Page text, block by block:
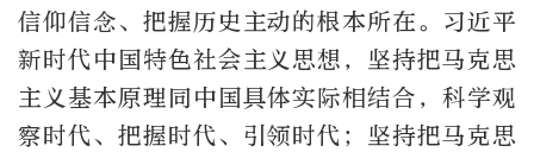
信仰信念、把握历史主动的根本所在。习近平
新时代中国特色社会主义思想，坚持把马克思
主义基本原理同中国具体实际相结合，科学观
察时代、把握时代、引领时代；坚持把马克思